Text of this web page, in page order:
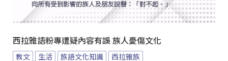
西拉雅語粉專遭疑內容有誤 族人憂傷文化
教文 生活 族語文化知識 西拉雅族